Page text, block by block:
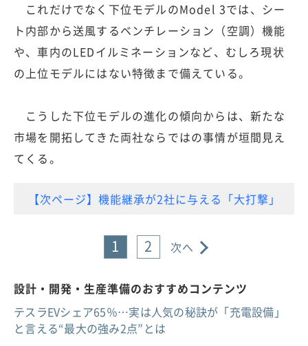
これだけでなく下位モデルのModel 3では、シー
ト内部から送風するベンチレーション（空調）機能
や、車内のLEDイルミネーションなど、むしろ現状
の上位モデルにはない特徴まで備えている。
こうした下位モデルの進化の傾向からは、新たな
市場を開拓してきた両社ならではの事情が垣間見え
てくる。
【次ページ】機能継承が2社に与える「大打撃」
1 2 次へ
設計・開発・生産準備のおすすめコンテンツ
テスラEVシェア65％…実は人気の秘訣が「充電設備」
と言える“最大の強み2点”とは